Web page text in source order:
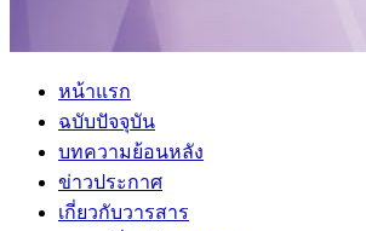
หน้าแรก
ฉบับปัจจุบัน
บทความย้อนหลัง
ข่าวประกาศ
เกี่ยวกับวารสาร